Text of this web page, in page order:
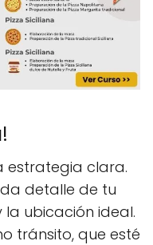
estrategia clara.
detalle de tu
la ubicación ideal.
tránsito, que esté